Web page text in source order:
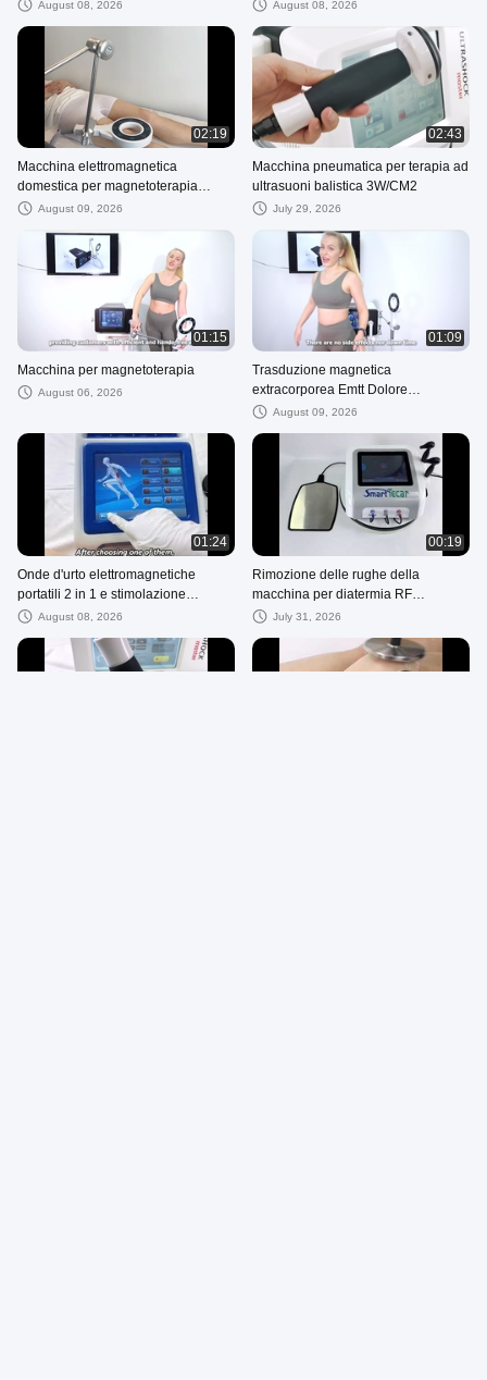
August 08, 2026 August 08, 2026
02:19
Macchina elettromagnetica
domestica per magnetoterapia
fisioterapica per il dolore muscolare
August 09, 2026
02:43
Macchina pneumatica per terapia ad
ultrasuoni balistica 3W/CM2
July 29, 2026
01:15
Macchina per magnetoterapia
August 06, 2026
01:09
Trasduzione magnetica
extracorporea Emtt Dolore
muscoloscheletrico Pemf
August 09, 2026
01:24
Onde d'urto elettromagnetiche
portatili 2 in 1 e stimolazione
muscolare elettrica per la gestione
August 08, 2026
00:19
Rimozione delle rughe della
macchina per diatermia RF
monopolare a calore profondo
July 31, 2026